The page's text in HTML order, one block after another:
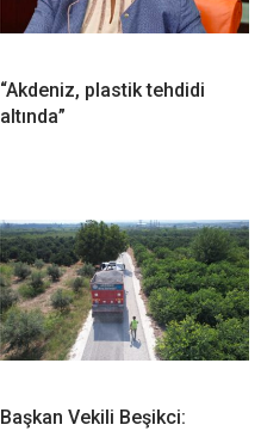
“Akdeniz, plastik tehdidi
altında”
Başkan Vekili Beşikci: